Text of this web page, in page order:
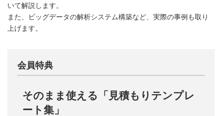
いて解説します。
また、ビッグデータの解析システム構築など、実際の事例も取り
上げます。
会員特典
そのまま使える「見積もりテンプレ
ート集」